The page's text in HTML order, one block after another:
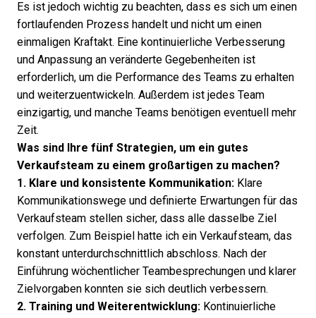
Es ist jedoch wichtig zu beachten, dass es sich um einen
fortlaufenden Prozess handelt und nicht um einen
einmaligen Kraftakt. Eine kontinuierliche Verbesserung
und Anpassung an veränderte Gegebenheiten ist
erforderlich, um die Performance des Teams zu erhalten
und weiterzuentwickeln. Außerdem ist jedes Team
einzigartig, und manche Teams benötigen eventuell mehr
Zeit.
Was sind Ihre fünf Strategien, um ein gutes
Verkaufsteam zu einem großartigen zu machen?
1. Klare und konsistente Kommunikation: Klare
Kommunikationswege und definierte Erwartungen für das
Verkaufsteam stellen sicher, dass alle dasselbe Ziel
verfolgen. Zum Beispiel hatte ich ein Verkaufsteam, das
konstant unterdurchschnittlich abschloss. Nach der
Einführung wöchentlicher Teambesprechungen und klarer
Zielvorgaben konnten sie sich deutlich verbessern.
2. Training und Weiterentwicklung: Kontinuierliche